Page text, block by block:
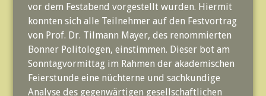
vor dem Festabend vorgestellt wurden. Hiermit
konnten sich alle Teilnehmer auf den Festvortrag
von Prof. Dr. Tilmann Mayer, des renommierten
Bonner Politologen, einstimmen. Dieser bot am
Sonntagvormittag im Rahmen der akademischen
Feierstunde eine nüchterne und sachkundige
Analyse des gegenwärtigen gesellschaftlichen